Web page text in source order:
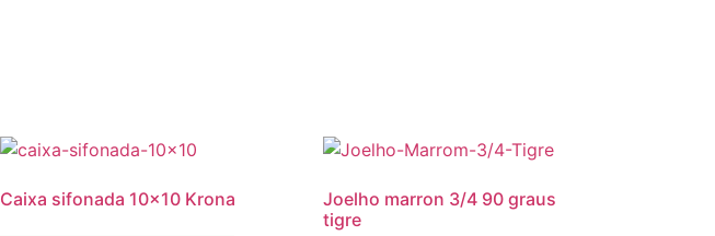
Caixa sifonada 10×10 Krona
Joelho marron 3/4 90 graus
tigre